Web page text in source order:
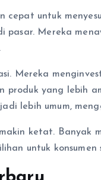
cepat untuk
Mereka
Mereka
produk yang lebih
lebih umum,
ketat. Banyak
untuk